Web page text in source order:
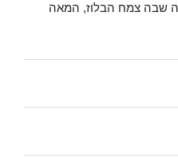
פרק 1 – התקופה שבה צמח הבלוז, המאה